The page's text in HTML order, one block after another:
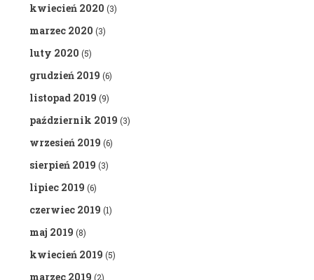
kwiecień 2020 (3)
marzec 2020 (3)
luty 2020 (5)
grudzień 2019 (6)
listopad 2019 (9)
październik 2019 (3)
wrzesień 2019 (6)
sierpień 2019 (3)
lipiec 2019 (6)
czerwiec 2019 (1)
maj 2019 (8)
kwiecień 2019 (5)
marzec 2019 (2)